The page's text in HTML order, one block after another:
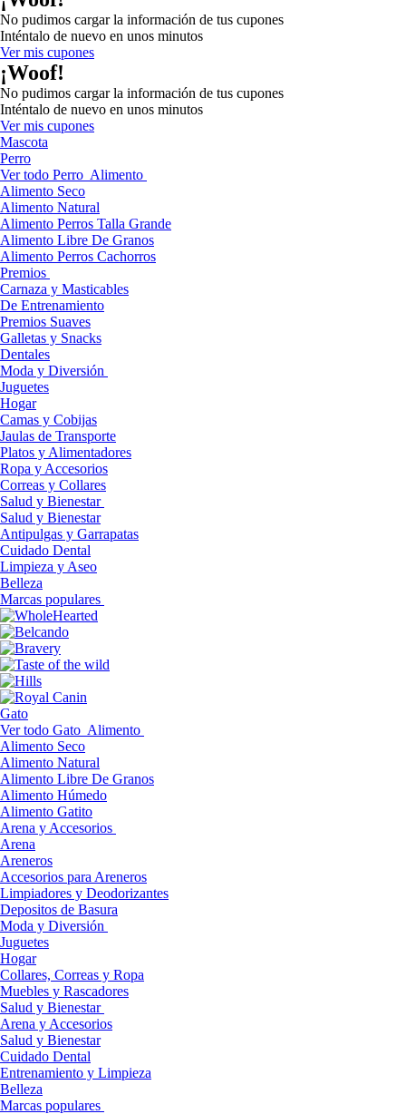
No pudimos cargar la información de tus cupones
Inténtalo de nuevo en unos minutos
Ver mis cupones
¡Woof!
No pudimos cargar la información de tus cupones
Inténtalo de nuevo en unos minutos
Ver mis cupones
Mascota
Perro
Ver todo Perro Alimento
Alimento Seco
Alimento Natural
Alimento Perros Talla Grande
Alimento Libre De Granos
Alimento Perros Cachorros
Premios
Carnaza y Masticables
De Entrenamiento
Premios Suaves
Galletas y Snacks
Dentales
Moda y Diversión
Juguetes
Hogar
Camas y Cobijas
Jaulas de Transporte
Platos y Alimentadores
Ropa y Accesorios
Correas y Collares
Salud y Bienestar
Salud y Bienestar
Antipulgas y Garrapatas
Cuidado Dental
Limpieza y Aseo
Belleza
Marcas populares
Gato
Ver todo Gato Alimento
Alimento Seco
Alimento Natural
Alimento Libre De Granos
Alimento Húmedo
Alimento Gatito
Arena y Accesorios
Arena
Areneros
Accesorios para Areneros
Limpiadores y Deodorizantes
Depositos de Basura
Moda y Diversión
Juguetes
Hogar
Collares, Correas y Ropa
Muebles y Rascadores
Salud y Bienestar
Arena y Accesorios
Salud y Bienestar
Cuidado Dental
Entrenamiento y Limpieza
Belleza
Marcas populares